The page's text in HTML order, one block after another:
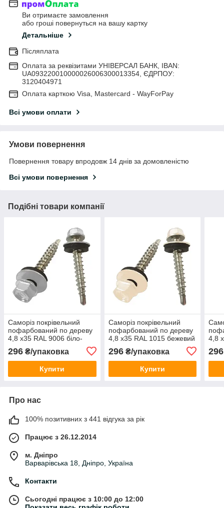
Ви отримаєте замовлення
або гроші повернуться на вашу картку
Детальніше
Післяплата
Оплата за реквізитами УНІВЕРСАЛ БАНК, IBAN:
UA093220010000026006300013354, ЄДРПОУ:
3120404971
Оплата карткою Visa, Mastercard - WayForPay
Всі умови оплати
Умови повернення
Повернення товару впродовж 14 днів за домовленістю
Всі умови повернення
Подібні товари компанії
Саморіз покрівельний
пофарбований по дереву
4,8 х35 RAL 9006 біло-
296 ₴/упаковка
Купити
Саморіз покрівельний
пофарбований по дереву
4,8 х35 RAL 1015 бежевий
296₴/упаковка
Купити
4,8
296
Про нас
100% позитивних з 441 відгука за рік
Працює з 26.12.2014
м. Дніпро
Варварівська 18, Дніпро, Україна
Контакти
Сьогодні працює з 10:00 до 12:00